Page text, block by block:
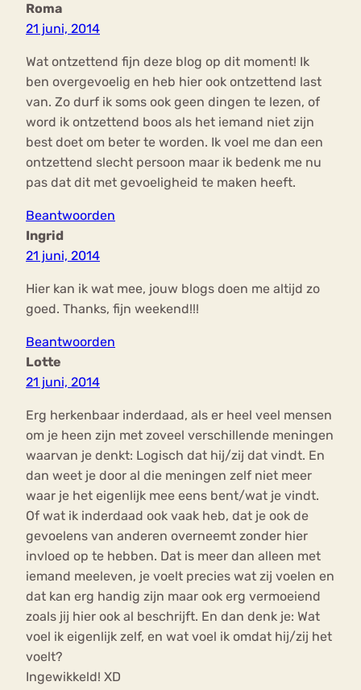
Roma
21 juni, 2014
Wat ontzettend fijn deze blog op dit moment! Ik
ben overgevoelig en heb hier ook ontzettend last
van. Zo durf ik soms ook geen dingen te lezen, of
word ik ontzettend boos als het iemand niet zijn
best doet om beter te worden. Ik voel me dan een
ontzettend slecht persoon maar ik bedenk me nu
pas dat dit met gevoeligheid te maken heeft.
Beantwoorden
Ingrid
21 juni, 2014
Hier kan ik wat mee, jouw blogs doen me altijd zo
goed. Thanks, fijn weekend!!!
Beantwoorden
Lotte
21 juni, 2014
Erg herkenbaar inderdaad, als er heel veel mensen
om je heen zijn met zoveel verschillende meningen
waarvan je denkt: Logisch dat hij/zij dat vindt. En
dan weet je door al die meningen zelf niet meer
waar je het eigenlijk mee eens bent/wat je vindt.
Of wat ik inderdaad ook vaak heb, dat je ook de
gevoelens van anderen overneemt zonder hier
invloed op te hebben. Dat is meer dan alleen met
iemand meeleven, je voelt precies wat zij voelen en
dat kan erg handig zijn maar ook erg vermoeiend
zoals jij hier ook al beschrijft. En dan denk je: Wat
voel ik eigenlijk zelf, en wat voel ik omdat hij/zij het
voelt?
Ingewikkeld! XD